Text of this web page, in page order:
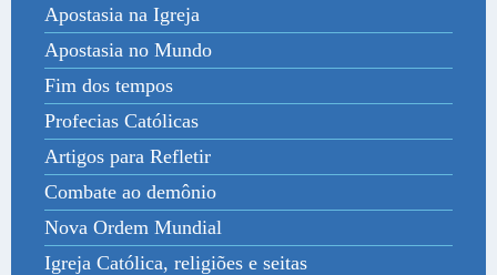
Apostasia na Igreja
Apostasia no Mundo
Fim dos tempos
Profecias Católicas
Artigos para Refletir
Combate ao demônio
Nova Ordem Mundial
Igreja Católica, religiões e seitas